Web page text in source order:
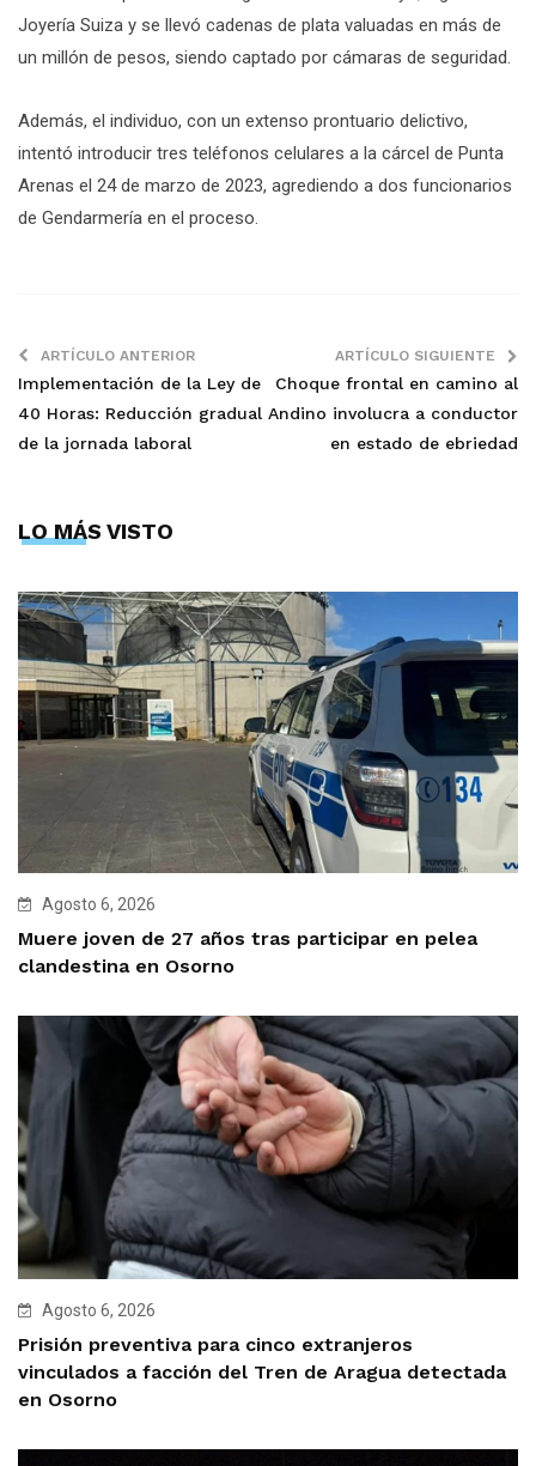
Joyería Suiza y se llevó cadenas de plata valuadas en más de
un millón de pesos, siendo captado por cámaras de seguridad.
Además, el individuo, con un extenso prontuario delictivo,
intentó introducir tres teléfonos celulares a la cárcel de Punta
Arenas el 24 de marzo de 2023, agrediendo a dos funcionarios
de Gendarmería en el proceso.
ARTÍCULO ANTERIOR
Implementación de la Ley de
40 Horas: Reducción gradual
de la jornada laboral
ARTÍCULO SIGUIENTE
Choque frontal en camino al
Andino involucra a conductor
en estado de ebriedad
LO MÁS VISTO
Agosto 6, 2026
Muere joven de 27 años tras participar en pelea
clandestina en Osorno
Agosto 6, 2026
Prisión preventiva para cinco extranjeros
vinculados a facción del Tren de Aragua detectada
en Osorno